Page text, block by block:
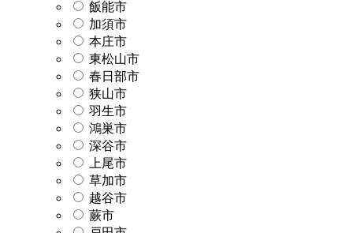
飯能市
加須市
本庄市
東松山市
春日部市
狭山市
羽生市
鴻巣市
深谷市
上尾市
草加市
越谷市
蕨市